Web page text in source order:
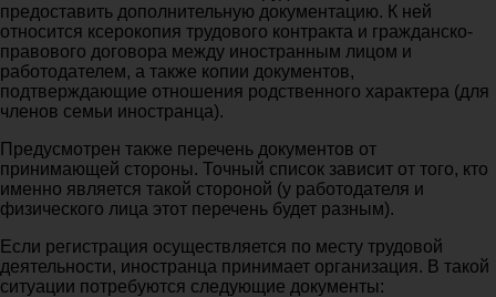
предоставить дополнительную документацию. К ней
относится ксерокопия трудового контракта и гражданско-
правового договора между иностранным лицом и
работодателем, а также копии документов,
подтверждающие отношения родственного характера (для
членов семьи иностранца).
Предусмотрен также перечень документов от
принимающей стороны. Точный список зависит от того, кто
именно является такой стороной (у работодателя и
физического лица этот перечень будет разным).
Если регистрация осуществляется по месту трудовой
деятельности, иностранца принимает организация. В такой
ситуации потребуются следующие документы: